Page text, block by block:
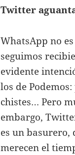
Twitter
WhatsApp no
seguimos
evidente
los de
chistes… Pero
embargo,
es un basurero,
merecen el